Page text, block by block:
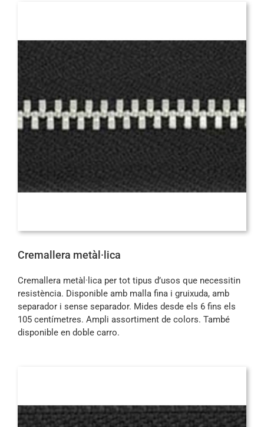
Cremallera metàl·lica
Cremallera metàl·lica per tot tipus d’usos que necessitin
resistència. Disponible amb malla fina i gruixuda, amb
separador i sense separador. Mides desde els 6 fins els
105 centímetres. Ampli assortiment de colors. També
disponible en doble carro.